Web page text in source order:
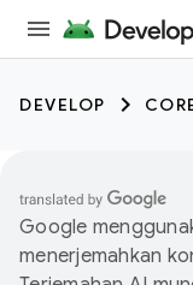
DEVELOP
Google
menerjemahkan